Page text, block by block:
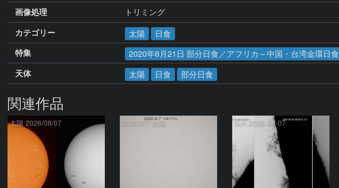
画像処理
トリミング
カテゴリー
太陽
日食
特集
2020年6月21日 部分日食／アフリカ～中国・台湾金環日食
天体
太陽 日食 部分日食
関連作品
太陽 2026/08/07 2026/8/7 太陽 Sun 2026-08-07